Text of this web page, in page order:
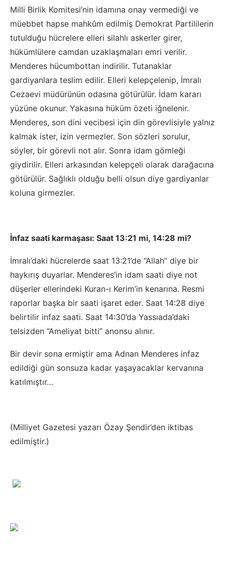
Milli Birlik Komitesi’nin idamına onay vermediği ve
müebbet hapse mahkûm edilmiş Demokrat Partililerin
tutulduğu hücrelere elleri silahlı askerler girer,
hükümlülere camdan uzaklaşmaları emri verilir.
Menderes hücumbottan indirilir. Tutanaklar
gardiyanlara teslim edilir. Elleri kelepçelenip, İmralı
Cezaevi müdürünün odasına götürülür. İdam kararı
yüzüne okunur. Yakasına hüküm özeti iğnelenir.
Menderes, son dini vecibesi için din görevlisiyle yalnız
kalmak ister, izin vermezler. Son sözleri sorulur,
söyler, bir görevli not alır. Sonra idam gömleği
giydirilir. Elleri arkasından kelepçeli olarak darağacına
götürülür. Sağlıklı olduğu belli olsun diye gardiyanlar
koluna girmezler.
İnfaz saati karmaşası: Saat 13:21 mi, 14:28 mi?
İmralı’daki hücrelerde saat 13:21’de “Allah” diye bir
haykırış duyarlar. Menderes’in idam saati diye not
düşerler ellerindeki Kuran-ı Kerim’in kenarına. Resmi
raporlar başka bir saati işaret eder. Saat 14:28 diye
belirtilir infaz saati. Saat 14:30’da Yassıada’daki
telsizden “Ameliyat bitti” anonsu alınır.
Bir devir sona ermiştir ama Adnan Menderes infaz
edildiği gün sonsuza kadar yaşayacaklar kervanına
katılmıştır…
(Milliyet Gazetesi yazarı Özay Şendir’den iktibas
edilmiştir.)